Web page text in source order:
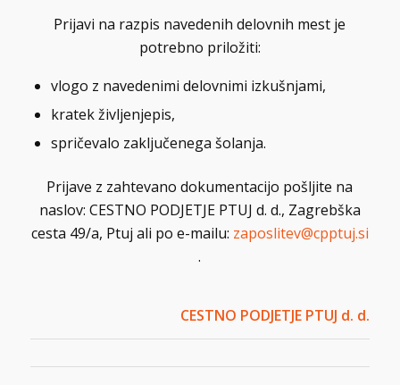
Prijavi na razpis navedenih delovnih mest je
potrebno priložiti:
vlogo z navedenimi delovnimi izkušnjami,
kratek življenjepis,
spričevalo zaključenega šolanja.
Prijave z zahtevano dokumentacijo pošljite na
naslov: CESTNO PODJETJE PTUJ d. d., Zagrebška
cesta 49/a, Ptuj ali po e-mailu: zaposlitev@cpptuj.si
.
CESTNO PODJETJE PTUJ d. d.